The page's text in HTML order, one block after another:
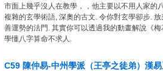
市面上幾乎沒人在教學，，他主要以不用人家的
複雜的玄學術語, 深奧的古文. 令你對玄學卻步.
善運勢的法門. 其實你可以透過我的動畫解說《
學懂八字算命不求人.
C59 陳仲易-中州學派（王亭之徒弟）漢